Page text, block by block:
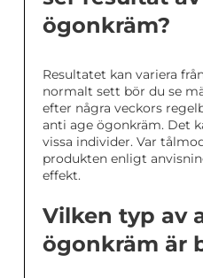
ögonkräm?
Resultatet kan variera
normalt sett bör du se
efter några veckors
anti age ögonkräm. Det
vissa individer. Var
produkten enligt
effekt.
Vilken typ av
ögonkräm är